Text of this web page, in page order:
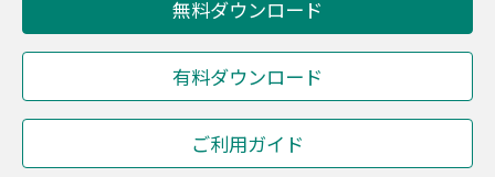
無料ダウンロード
有料ダウンロード
ご利用ガイド